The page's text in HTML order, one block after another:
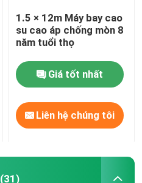
1.5 × 12m Máy bay cao
su cao áp chống mòn 8
năm tuổi thọ
Giá tốt nhất
Liên hệ chúng tôi
(31)